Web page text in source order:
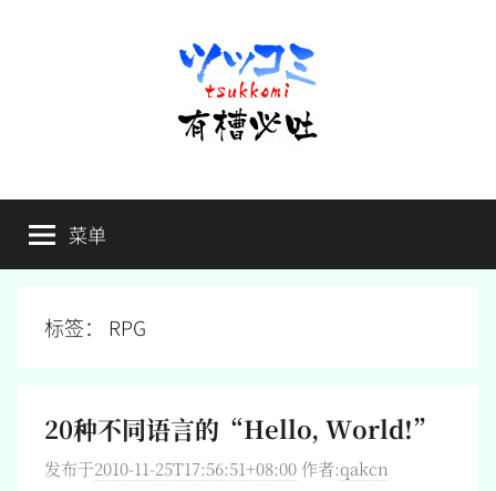
有
槽
必
槽，
毋
菜单
标签： RPG
20种不同语言的“Hello, World!”
发布于2010-11-25T17:56:51+08:00 作者:qakcn